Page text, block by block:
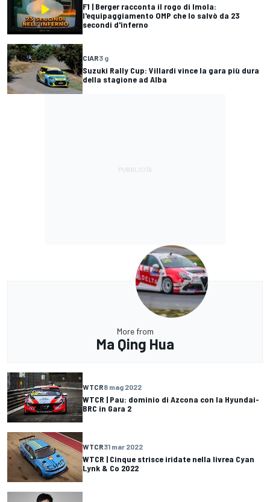
F1 | Berger racconta il rogo di Imola:
l'equipaggiamento OMP che lo salvò da 23
secondi d'inferno
CIAR3 g
Suzuki Rally Cup: Villardi vince la gara più dura
della stagione ad Alba
More from
Ma Qing Hua
WTCR8 mag 2022
WTCR | Pau: dominio di Azcona con la Hyundai-
BRC in Gara 2
WTCR31 mar 2022
WTCR | Cinque strisce iridate nella livrea Cyan
Lynk & Co 2022